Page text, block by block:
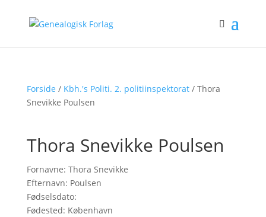
Forside / Kbh.'s Politi. 2. politiinspektorat/ Thora
Snevikke Poulsen
Thora Snevikke Poulsen
Fornavne: Thora Snevikke
Efternavn: Poulsen
Fødselsdato:
Fødested: København